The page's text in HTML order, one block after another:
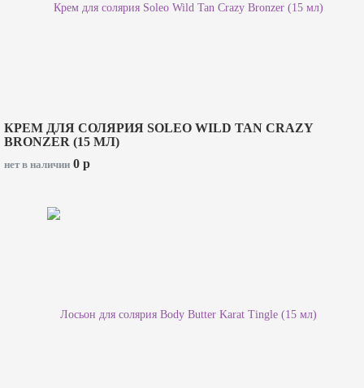
КРЕМ ДЛЯ СОЛЯРИЯ SOLEO WILD TAN CRAZY
BRONZER (15 МЛ)
нет в наличии 0 p